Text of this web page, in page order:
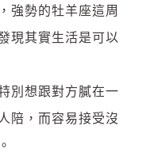
強勢的牡羊座這周
現其實生活是可以
別想跟對方膩在一
陪，而容易接受沒